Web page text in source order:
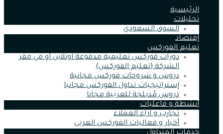
الرئيسية
تحليلات
السوق السعودي
إقتصاد
تعليم الفوركس
دورات فوركس تعليمية مدفوعة اونلاين أو في مقر
الشركة (تعليم الفوركس)
دروس و شروحات فوركس مجانية
إستراتيجيات تداول الفوركس مجانيا
دروس مُدبلجة للعربية مجانا
أنشطة و فاعليات
تجارب و اراء العملاء
أخبار و فعاليات الفوركس العربى